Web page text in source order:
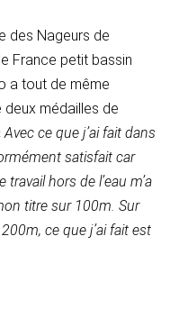
des Nageurs de
France petit bassin
a tout de même
médailles de
Avec ce que j’ai fait dans
satisfait car
hors de l’eau m’a
titre sur 100m. Sur
ce que j’ai fait est